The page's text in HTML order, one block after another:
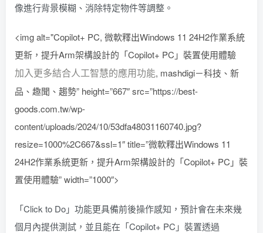
像進行背景模糊、消除特定物件等調整。
<img alt="Copilot+ PC, 微軟釋出Windows 11 24H2作業系統
更新，提升Arm架構設計的「Copilot+ PC」裝置使用體驗
加入更多結合人工智慧的應用功能, mashdigi－科技、新
品、趣聞、趨勢” height=”667″ src=”https://best-
goods.com.tw/wp-
content/uploads/2024/10/53dfa48031160740.jpg?
resize=1000%2C667&ssl=1″ title=”微軟釋出Windows 11
24H2作業系統更新，提升Arm架構設計的「Copilot+ PC」裝
置使用體驗” width=”1000″>
「Click to Do」功能更具備前後操作感知，預計會在未來幾
個月內提供測試，並且能在「Copilot+ PC」裝置透過